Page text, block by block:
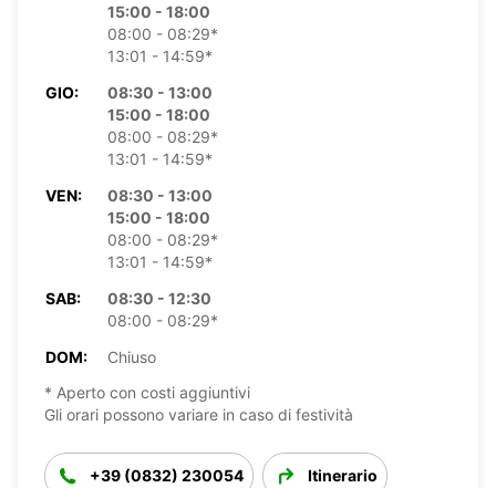
15:00 - 18:00
08:00 - 08:29*
13:01 - 14:59*
GIO:
08:30 - 13:00
15:00 - 18:00
08:00 - 08:29*
13:01 - 14:59*
VEN:
08:30 - 13:00
15:00 - 18:00
08:00 - 08:29*
13:01 - 14:59*
SAB:
08:30 - 12:30
08:00 - 08:29*
DOM:
Chiuso
* Aperto con costi aggiuntivi
Gli orari possono variare in caso di festività
+39 (0832) 230054 Itinerario